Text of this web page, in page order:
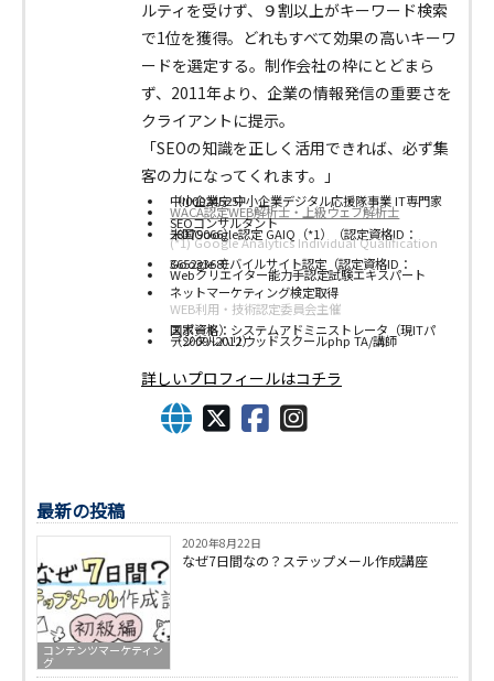
ルティを受けず、９割以上がキーワード検索
で1位を獲得。どれもすべて効果の高いキーワ
ードを選定する。制作会社の枠にとどまら
ず、2011年より、企業の情報発信の重要さを
クライアントに提示。
「SEOの知識を正しく活用できれば、必ず集
客の力になってくれます。」
中小企業庁 中小企業デジタル応援隊事業 IT専門家（I00024525）
WACA認定WEB解析士・上級ウェブ解析士
SEOコンサルタント
米国Google認定 GAIQ（*1）（認定資格ID：28179066）
(*1) Google Analytics Individual Qualification
Google モバイルサイト認定（認定資格ID：36523368）
Webクリエイター能力手認定試験エキスパート
ネットマーケティング検定取得
WEB利用・技術認定委員会主催
国家資格：システムアドミニストレータ（現ITパスポート）
デジタルハリウッドスクールphp TA/講師（2009~2012）
詳しいプロフィールはコチラ
最新の投稿
コンテンツマーケティン
グ
2020年8月22日
なぜ7日間なの？ステップメール作成講座